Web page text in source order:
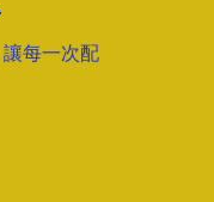
每一次配